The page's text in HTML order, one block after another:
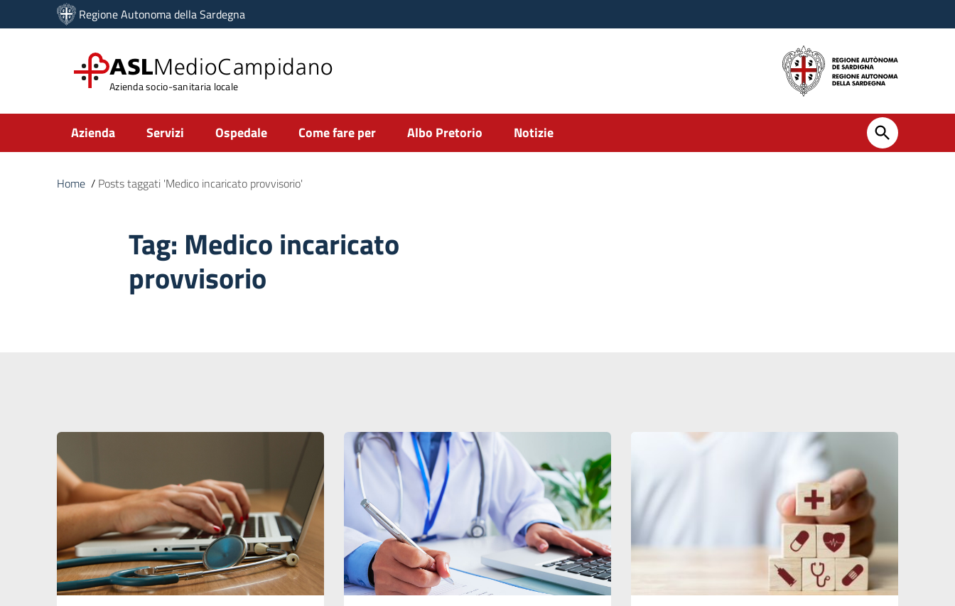
Vai ai contenuti
Vai al menu di navigazione
Regione Autonoma della Sardegna
ASLMedioCampidano
Azienda socio-sanitaria locale
Submenu
Azienda Servizi Ospedale Come fare per Albo Pretorio Notizie
Home / Posts taggati 'Medico incaricato provvisorio'
Tag: Medico incaricato
provvisorio